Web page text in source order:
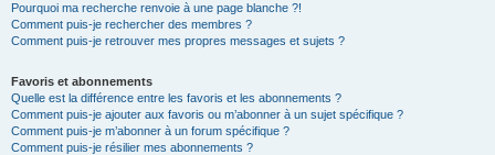
Pourquoi ma recherche renvoie à une page blanche ?!
Comment puis-je rechercher des membres ?
Comment puis-je retrouver mes propres messages et sujets ?
Favoris et abonnements
Quelle est la différence entre les favoris et les abonnements ?
Comment puis-je ajouter aux favoris ou m’abonner à un sujet spécifique ?
Comment puis-je m’abonner à un forum spécifique ?
Comment puis-je résilier mes abonnements ?